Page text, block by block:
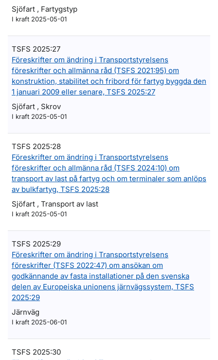
Sjöfart , Fartygstyp
I kraft 2025-05-01
TSFS 2025:27
Föreskrifter om ändring i Transportstyrelsens
föreskrifter och allmänna råd (TSFS 2021:95) om
konstruktion, stabilitet och fribord för fartyg byggda den
1 januari 2009 eller senare, TSFS 2025:27
Sjöfart , Skrov
I kraft 2025-05-01
TSFS 2025:28
Föreskrifter om ändring i Transportstyrelsens
föreskrifter och allmänna råd (TSFS 2024:10) om
transport av last på fartyg och om terminaler som anlöps
av bulkfartyg, TSFS 2025:28
Sjöfart , Transport av last
I kraft 2025-05-01
TSFS 2025:29
Föreskrifter om ändring i Transportstyrelsens
föreskrifter (TSFS 2022:47) om ansökan om
godkännande av fasta installationer på den svenska
delen av Europeiska unionens järnvägssystem, TSFS
2025:29
Järnväg
I kraft 2025-06-01
TSFS 2025:30